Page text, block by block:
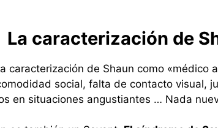
La caracterización de
caracterización de Shaun como «médico
social, falta de contacto visual,
en situaciones angustiantes … Nada